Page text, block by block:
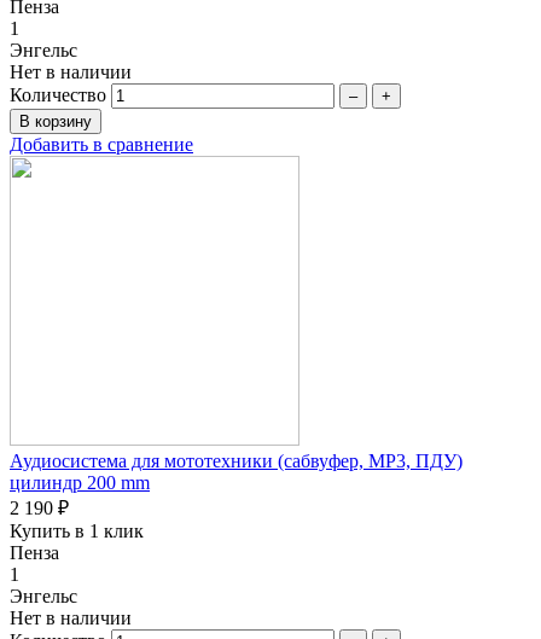
Пенза
1
Энгельс
Нет в наличии
Количество
– +
Добавить в сравнение
Аудиосистема для мототехники (сабвуфер, MP3, ПДУ)
цилиндр 200 mm
2 190 ₽
Купить в 1 клик
Пенза
1
Энгельс
Нет в наличии